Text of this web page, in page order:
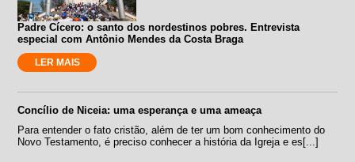
Padre Cícero: o santo dos nordestinos pobres. Entrevista
especial com Antônio Mendes da Costa Braga
LER MAIS
Concílio de Niceia: uma esperança e uma ameaça
Para entender o fato cristão, além de ter um bom conhecimento do
Novo Testamento, é preciso conhecer a história da Igreja e es[...]